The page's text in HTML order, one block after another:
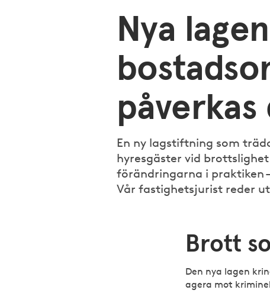
Nya
påverkas
En ny lagstiftning som
hyresgäster vid
förändringarna i praktiken
Vår fastighetsjurist reder
Brott
Den nya lagen
agera mot